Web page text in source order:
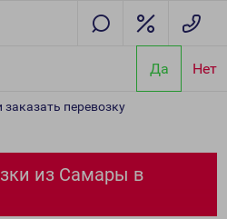
Да Нет
заказать перевозку
из Самары в